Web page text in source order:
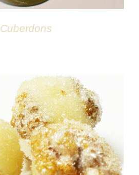
Cuberdons
DÉTAILS